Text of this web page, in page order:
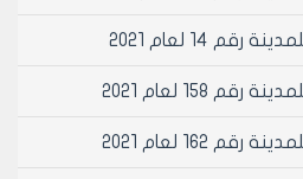
/113-115/ الواقعتين في البقعة المسماة غرب
2- الموافقة على الغاء الفقرة /34/ من قرار المكتب
14 لعام 2021
158 لعام 2021
162 لعام 2021